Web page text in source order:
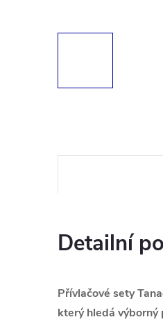
Detailní
Přívlačové sety
který hledá výborný